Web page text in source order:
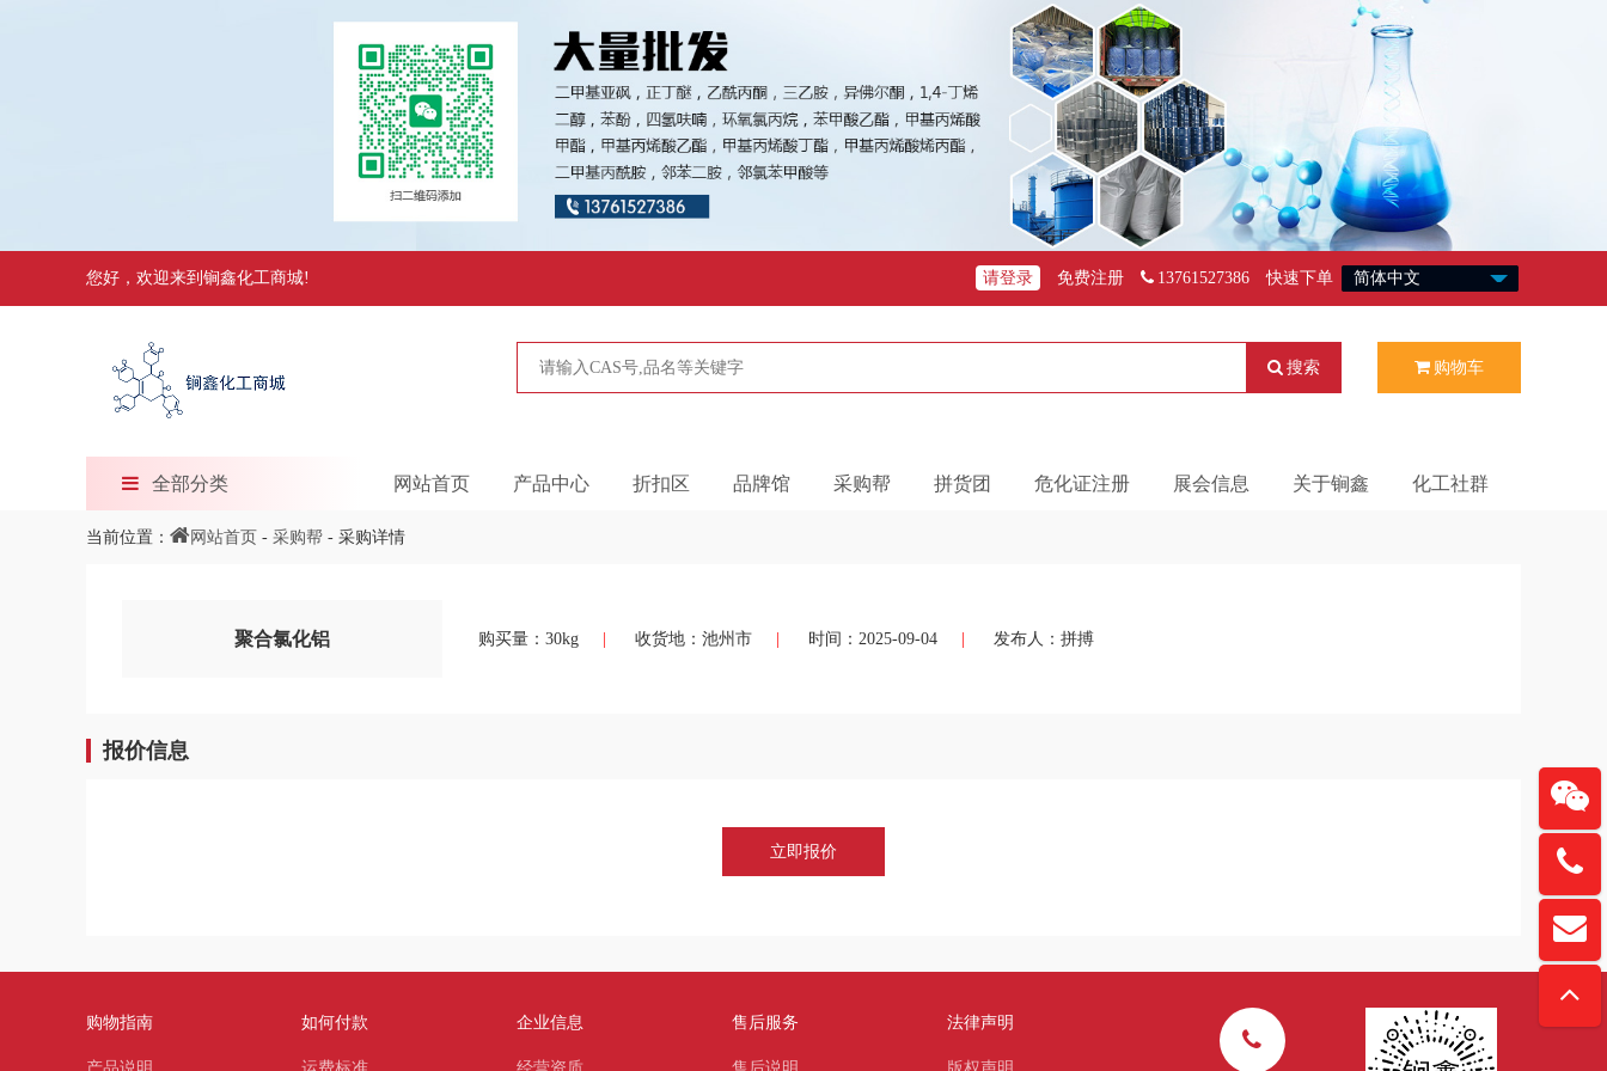
您好，欢迎来到锏鑫化工商城! 请登录 免费注册 13761527386 快速下单
购物车
搜索
全部分类 网站首页 产品中心 折扣区 品牌馆 采购帮 拼货团 危化证注册 展会信息 关于锏鑫 化工社群
当前位置： 网站首页 - 采购帮 - 采购详情
聚合氯化铝 购买量：30kg 收货地：池州市 时间：2025-09-04 发布人：拼搏
报价信息
立即报价
购物指南 如何付款 企业信息 售后服务 法律声明
扫
“